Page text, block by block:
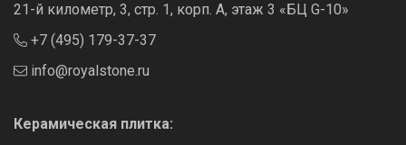
21-й километр, 3, стр. 1, корп. А, этаж 3 «БЦ G-10»
+7 (495) 179-37-37
info@royalstone.ru
Керамическая плитка: